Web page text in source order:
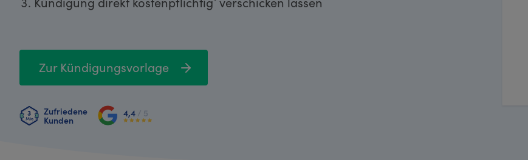
Zur Kündigungsvorlage
Zufriedene
Kunden
4,4 / 5